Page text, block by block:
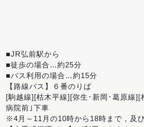
■JR弘前駅から
■徒歩の場合…約25分
■バス利用の場合…約15分
【路線バス】６番のりば
[駒越線][枯木平線][弥生･新岡･葛原線
病院前｣下車
※4月～11月の10時から18時まで，及